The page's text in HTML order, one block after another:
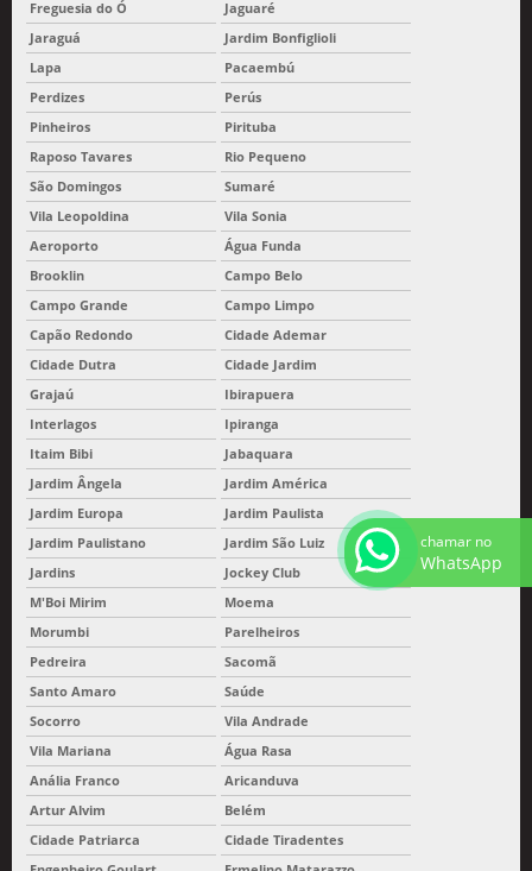
Freguesia do Ó
Jaguaré
Jaraguá
Jardim Bonfiglioli
Lapa
Pacaembú
Perdizes
Perús
Pinheiros
Pirituba
Raposo Tavares
Rio Pequeno
São Domingos
Sumaré
Vila Leopoldina
Vila Sonia
Aeroporto
Água Funda
Brooklin
Campo Belo
Campo Grande
Campo Limpo
Capão Redondo
Cidade Ademar
Cidade Dutra
Cidade Jardim
Grajaú
Ibirapuera
Interlagos
Ipiranga
Itaim Bibi
Jabaquara
Jardim Ângela
Jardim América
Jardim Europa
Jardim Paulista
Jardim Paulistano
Jardim São Luiz
Jardins
Jockey Club
M'Boi Mirim
Moema
Morumbi
Parelheiros
Pedreira
Sacomã
Santo Amaro
Saúde
Socorro
Vila Andrade
Vila Mariana
Água Rasa
Anália Franco
Aricanduva
Artur Alvim
Belém
Cidade Patriarca
Cidade Tiradentes
chamar no
WhatsApp